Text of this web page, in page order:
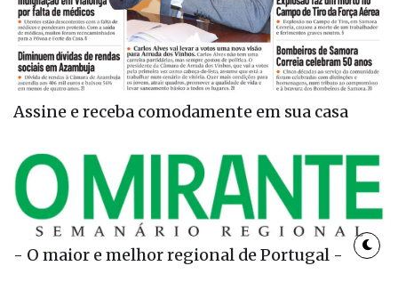
Assine e receba comodamente em sua casa
- O maior e melhor regional de Portugal -